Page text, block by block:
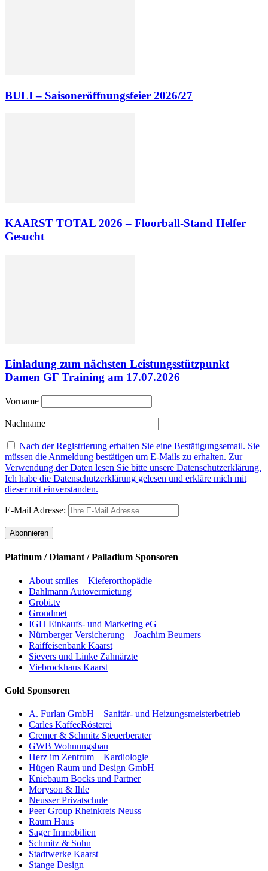
BULI – Saisoneröffnungsfeier 2026/27
KAARST TOTAL 2026 – Floorball-Stand Helfer
Gesucht
Einladung zum nächsten Leistungsstützpunkt
Damen GF Training am 17.07.2026
Vorname
Nachname
Nach der Registrierung erhalten Sie eine Bestätigungsemail. Sie
müssen die Anmeldung bestätigen um E-Mails zu erhalten. Zur
Verwendung der Daten lesen Sie bitte unsere Datenschutzerklärung.
Ich habe die Datenschutzerklärung gelesen und erkläre mich mit
dieser mit einverstanden.
E-Mail Adresse:
Platinum / Diamant / Palladium Sponsoren
About smiles – Kieferorthopädie
Dahlmann Autovermietung
Grobi.tv
Grondmet
IGH Einkaufs- und Marketing eG
Nürnberger Versicherung – Joachim Beumers
Raiffeisenbank Kaarst
Sievers und Linke Zahnärzte
Viebrockhaus Kaarst
Gold Sponsoren
A. Furlan GmbH – Sanitär- und Heizungsmeisterbetrieb
Carles KaffeeRösterei
Cremer & Schmitz Steuerberater
GWB Wohnungsbau
Herz im Zentrum – Kardiologie
Hügen Raum und Design GmbH
Kniebaum Bocks und Partner
Moryson & Ihle
Neusser Privatschule
Peer Group Rheinkreis Neuss
Raum Haus
Sager Immobilien
Schmitz & Sohn
Stadtwerke Kaarst
Stange Design